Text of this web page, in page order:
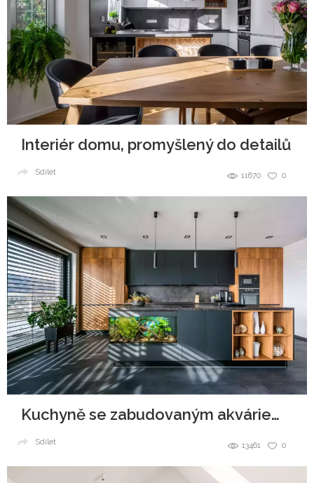
Interiér domu, promyšlený do detailů
0
11670
Sdílet
Kuchyně se zabudovaným akváriem v ostrůvku
0
13461
Sdílet